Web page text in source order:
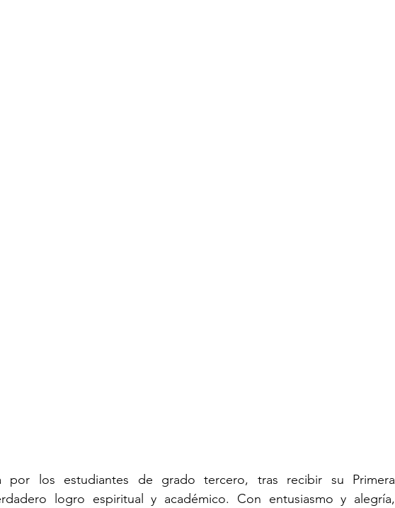
por los estudiantes de grado tercero, tras recibir su Primera
logro espiritual y académico. Con entusiasmo y alegría,